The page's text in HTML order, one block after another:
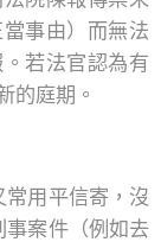
事由）而無法
若法官認為有
的庭期。
用平信寄，沒
事案件（例如去